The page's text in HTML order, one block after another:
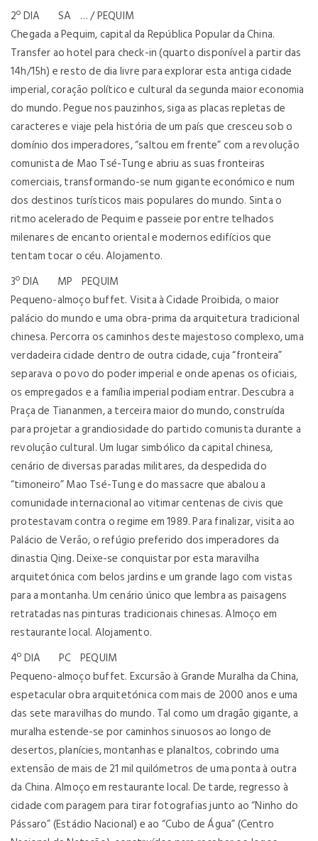
2º DIA SA … / PEQUIM
Chegada a Pequim, capital da República Popular da China.
Transfer ao hotel para check-in (quarto disponível a partir das
14h/15h) e resto de dia livre para explorar esta antiga cidade
imperial, coração político e cultural da segunda maior economia
do mundo. Pegue nos pauzinhos, siga as placas repletas de
caracteres e viaje pela história de um país que cresceu sob o
domínio dos imperadores, “saltou em frente” com a revolução
comunista de Mao Tsé-Tung e abriu as suas fronteiras
comerciais, transformando-se num gigante económico e num
dos destinos turísticos mais populares do mundo. Sinta o
ritmo acelerado de Pequim e passeie por entre telhados
milenares de encanto oriental e modernos edifícios que
tentam tocar o céu. Alojamento.
3º DIA MP PEQUIM
Pequeno-almoço buffet. Visita à Cidade Proibida, o maior
palácio do mundo e uma obra-prima da arquitetura tradicional
chinesa. Percorra os caminhos deste majestoso complexo, uma
verdadeira cidade dentro de outra cidade, cuja “fronteira”
separava o povo do poder imperial e onde apenas os oficiais,
os empregados e a família imperial podiam entrar. Descubra a
Praça de Tiananmen, a terceira maior do mundo, construída
para projetar a grandiosidade do partido comunista durante a
revolução cultural. Um lugar simbólico da capital chinesa,
cenário de diversas paradas militares, da despedida do
“timoneiro” Mao Tsé-Tung e do massacre que abalou a
comunidade internacional ao vitimar centenas de civis que
protestavam contra o regime em 1989. Para finalizar, visita ao
Palácio de Verão, o refúgio preferido dos imperadores da
dinastia Qing. Deixe-se conquistar por esta maravilha
arquitetónica com belos jardins e um grande lago com vistas
para a montanha. Um cenário único que lembra as paisagens
retratadas nas pinturas tradicionais chinesas. Almoço em
restaurante local. Alojamento.
4º DIA PC PEQUIM
Pequeno-almoço buffet. Excursão à Grande Muralha da China,
espetacular obra arquitetónica com mais de 2000 anos e uma
das sete maravilhas do mundo. Tal como um dragão gigante, a
muralha estende-se por caminhos sinuosos ao longo de
desertos, planícies, montanhas e planaltos, cobrindo uma
extensão de mais de 21 mil quilómetros de uma ponta à outra
da China. Almoço em restaurante local. De tarde, regresso à
cidade com paragem para tirar fotografias junto ao “Ninho do
Pássaro” (Estádio Nacional) e ao “Cubo de Água” (Centro